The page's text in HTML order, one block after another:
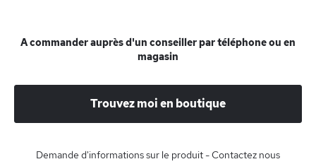
A commander auprès d'un conseiller par téléphone ou en
magasin
Trouvez moi en boutique
Demande d'informations sur le produit - Contactez nous